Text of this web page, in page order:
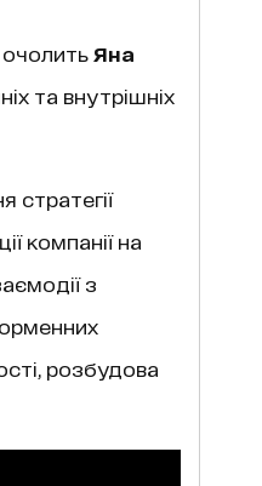
очолить Яна
та внутрішніх
стратегії
компанії на
з
розбудова